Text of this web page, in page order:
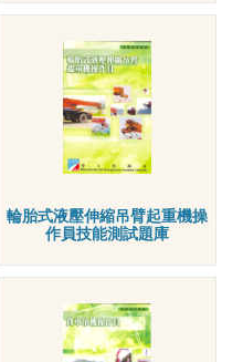
輪胎式液壓伸縮吊臂起重機操
作員技能測試題庫